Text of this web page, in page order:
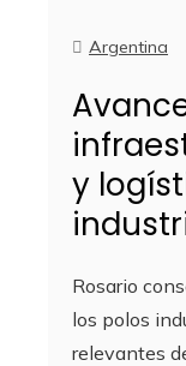
Argentina
y
Rosario
los polos
relevantes